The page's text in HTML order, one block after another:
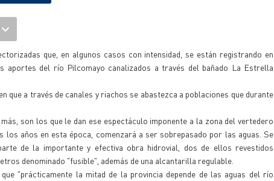
que, en algunos casos con intensidad, se están registrando en
aportes del río Pilcomayo canalizados a través del bañado La Estrella
que a través de canales y riachos se abastezca a poblaciones que durante
son los que le dan ese espectáculo imponente a la zona del vertedero
años en esta época, comenzará a ser sobrepasado por las aguas. Se
de la importante y efectiva obra hidrovial, dos de ellos revestidos
denominado "fusible", además de una alcantarilla regulable.
"prácticamente la mitad de la provincia depende de las aguas del río